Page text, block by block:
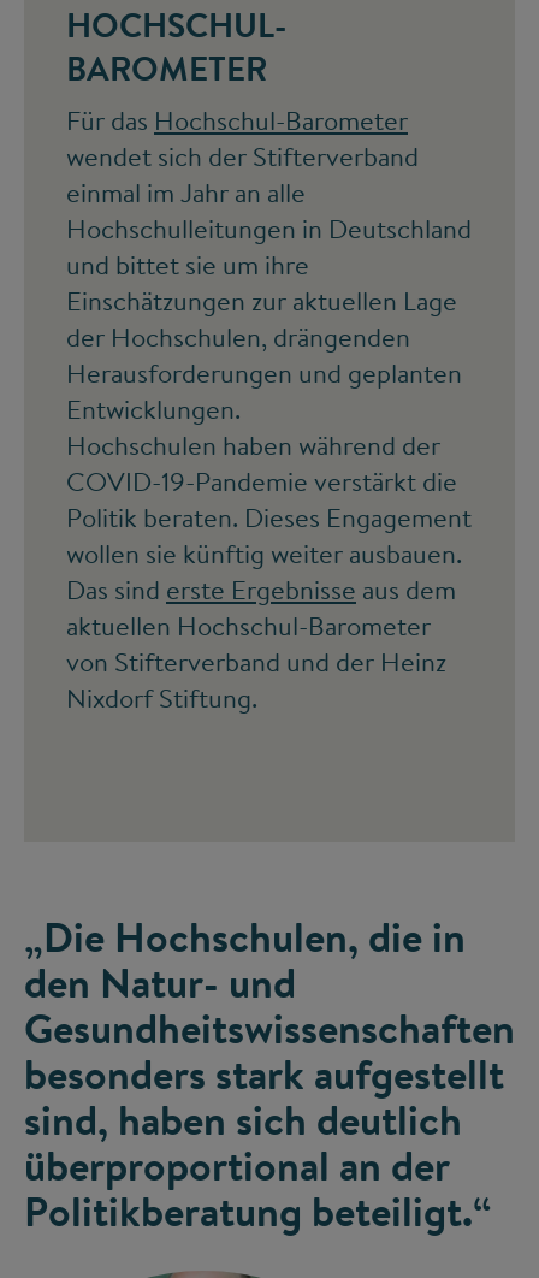
HOCHSCHUL-
BAROMETER
Für das Hochschul-Barometer
wendet sich der Stifterverband
einmal im Jahr an alle
Hochschulleitungen in Deutschland
und bittet sie um ihre
Einschätzungen zur aktuellen Lage
der Hochschulen, drängenden
Herausforderungen und geplanten
Entwicklungen.
Hochschulen haben während der
COVID-19-Pandemie verstärkt die
Politik beraten. Dieses Engagement
wollen sie künftig weiter ausbauen.
Das sind erste Ergebnisse aus dem
aktuellen Hochschul-Barometer
von Stifterverband und der Heinz
Nixdorf Stiftung.
„Die Hochschulen, die in
den Natur- und
Gesundheitswissenschaften
besonders stark aufgestellt
sind, haben sich deutlich
überproportional an der
Politikberatung beteiligt.“